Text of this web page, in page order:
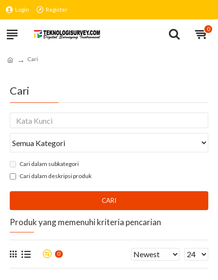
Login Register
0
Cari
Cari
Cari dalam subkategori
Cari dalam deskripsi produk
CARI
Produk yang memenuhi kriteria pencarian
0